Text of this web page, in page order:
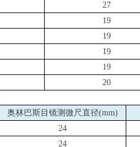
27
19
19
19
19
20
奥林巴斯目镜测微尺直径(mm)
24
24